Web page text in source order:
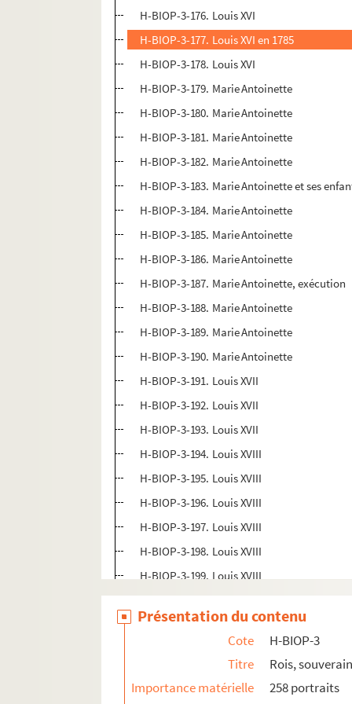
H-BIOP-3-176. Louis XVI
H-BIOP-3-177. Louis XVI en 1785
H-BIOP-3-178. Louis XVI
H-BIOP-3-179. Marie Antoinette
H-BIOP-3-180. Marie Antoinette
H-BIOP-3-181. Marie Antoinette
H-BIOP-3-182. Marie Antoinette
H-BIOP-3-183. Marie Antoinette et ses
H-BIOP-3-184. Marie Antoinette
H-BIOP-3-185. Marie Antoinette
H-BIOP-3-186. Marie Antoinette
H-BIOP-3-187. Marie Antoinette, exécution
H-BIOP-3-188. Marie Antoinette
H-BIOP-3-189. Marie Antoinette
H-BIOP-3-190. Marie Antoinette
H-BIOP-3-191. Louis XVII
H-BIOP-3-192. Louis XVII
H-BIOP-3-193. Louis XVII
H-BIOP-3-194. Louis XVIII
H-BIOP-3-195. Louis XVIII
H-BIOP-3-196. Louis XVIII
H-BIOP-3-197. Louis XVIII
H-BIOP-3-198. Louis XVIII
H-BIOP-3-199. Louis XVIII
H-BIOP-3-200. Louis XVIII
H-BIOP-3-201. Marie de Savoie, femme de
H-BIOP-3-202. Louis XVIII
H-BIOP-3-203. Louis XVIII
H-BIOP-3-204. Charles X
Présentation du contenu
Cote
H-BIOP-3
Titre
Rois,
Importance matérielle
258 portraits